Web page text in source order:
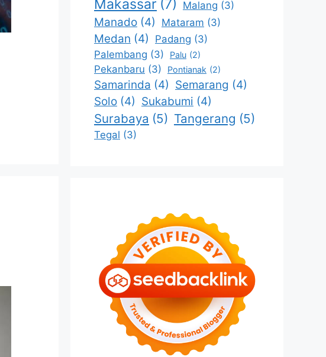
Makassar (7) Malang (3)
Manado (4) Mataram (3)
Medan (4) Padang (3)
Palembang (3) Palu (2)
Pekanbaru (3) Pontianak (2)
Samarinda (4) Semarang (4)
Solo (4) Sukabumi (4)
Surabaya (5) Tangerang (5)
Tegal (3)